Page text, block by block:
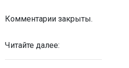
Комментарии закрыты.
Читайте далее: